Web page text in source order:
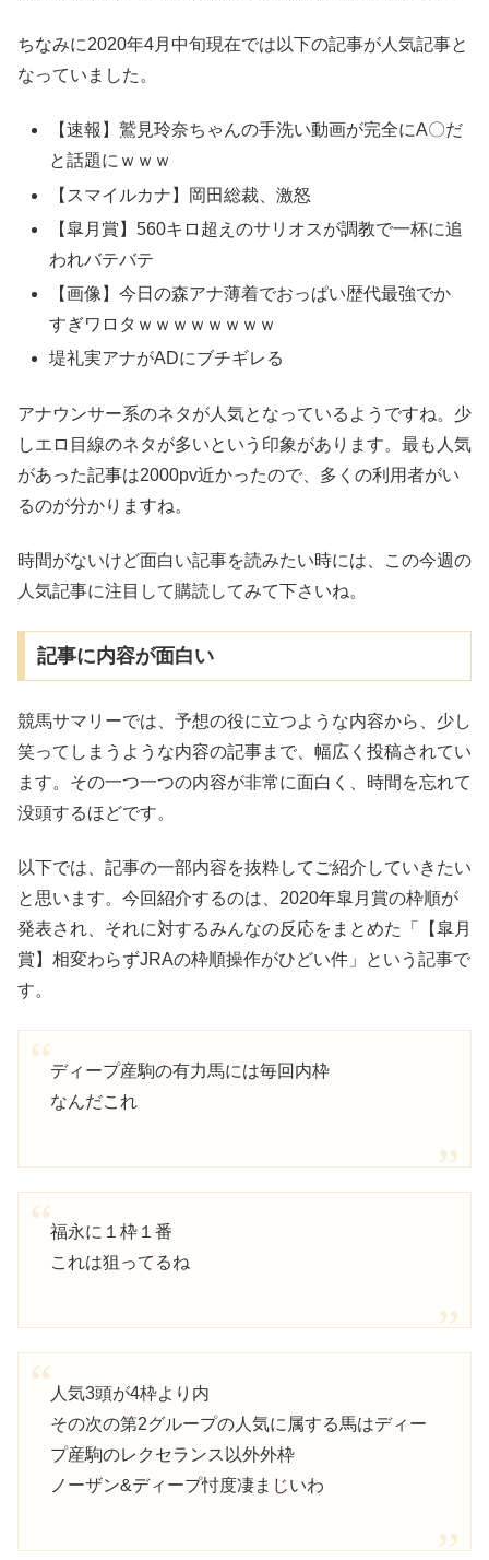
ちなみに2020年4月中旬現在では以下の記事が人気記事と
なっていました。
【速報】鷲見玲奈ちゃんの手洗い動画が完全にA〇だ
と話題にｗｗｗ
【スマイルカナ】岡田総裁、激怒
【皐月賞】560キロ超えのサリオスが調教で一杯に追
われバテバテ
【画像】今日の森アナ薄着でおっぱい歴代最強でか
すぎワロタｗｗｗｗｗｗｗｗ
堤礼実アナがADにブチギレる
アナウンサー系のネタが人気となっているようですね。少
しエロ目線のネタが多いという印象があります。最も人気
があった記事は2000pv近かったので、多くの利用者がい
るのが分かりますね。
時間がないけど面白い記事を読みたい時には、この今週の
人気記事に注目して購読してみて下さいね。
記事に内容が面白い
競馬サマリーでは、予想の役に立つような内容から、少し
笑ってしまうような内容の記事まで、幅広く投稿されてい
ます。その一つ一つの内容が非常に面白く、時間を忘れて
没頭するほどです。
以下では、記事の一部内容を抜粋してご紹介していきたい
と思います。今回紹介するのは、2020年皐月賞の枠順が
発表され、それに対するみんなの反応をまとめた「【皐月
賞】相変わらずJRAの枠順操作がひどい件」という記事で
す。
ディープ産駒の有力馬には毎回内枠
なんだこれ
福永に１枠１番
これは狙ってるね
人気3頭が4枠より内
その次の第2グループの人気に属する馬はディー
プ産駒のレクセランス以外外枠
ノーザン&ディープ忖度凄まじいわ